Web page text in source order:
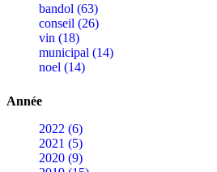
bandol (63)
conseil (26)
vin (18)
municipal (14)
noel (14)
Année
2022 (6)
2021 (5)
2020 (9)